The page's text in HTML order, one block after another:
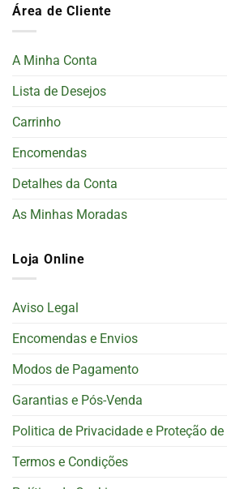
Área de Cliente
A Minha Conta
Lista de Desejos
Carrinho
Encomendas
Detalhes da Conta
As Minhas Moradas
Loja Online
Aviso Legal
Encomendas e Envios
Modos de Pagamento
Garantias e Pós-Venda
Politica de Privacidade e Proteção
Termos e Condições